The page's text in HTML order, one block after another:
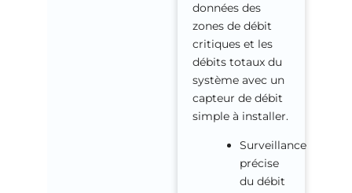
données des
zones de débit
critiques et les
débits totaux du
système avec un
capteur de débit
simple à installer.
Surveillance
précise
du débit